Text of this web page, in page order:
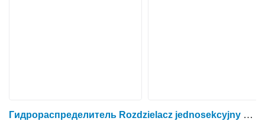
Гидрораспределитель Rozdzielacz jednosekcyjny do traktora renault lub z 7700014534 l для трактора колесного Renault